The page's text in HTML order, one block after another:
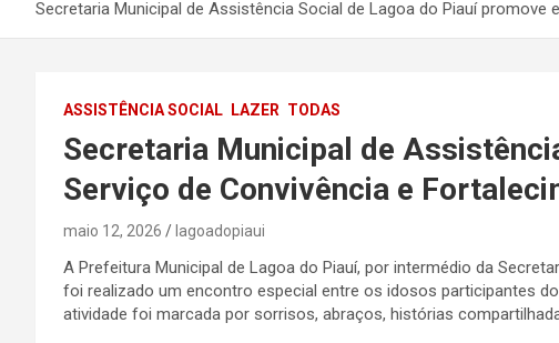
Secretaria Municipal de Assistência Social de Lagoa do Piauí
ASSISTÊNCIA SOCIAL LAZER TODAS
Secretaria Municipal de
Serviço de Convivência e
maio 12, 2026 lagoadopiaui
A Prefeitura Municipal de Lagoa do Piauí, por intermédio da
foi realizado um encontro especial entre os idosos participantes
atividade foi marcada por sorrisos, abraços, histórias